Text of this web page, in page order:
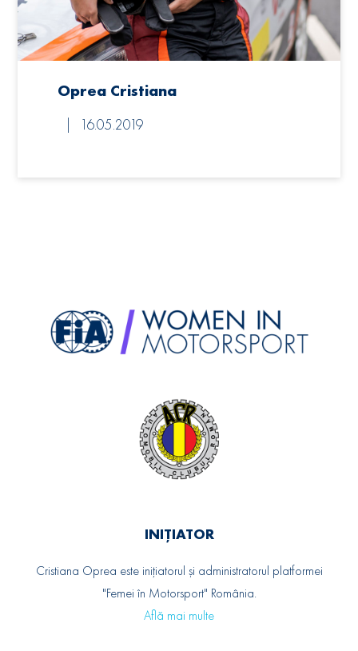
Oprea Cristiana
16.05.2019
INIȚIATOR
Cristiana Oprea este inițiatorul și administratorul platformei
"Femei în Motorsport" România.
Află mai multe